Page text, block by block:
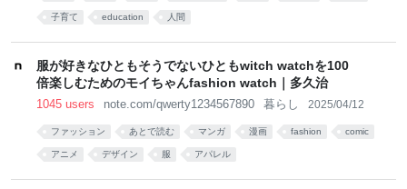
子育て education 人間
服が好きなひともそうでないひともwitch watchを100
倍楽しむためのモイちゃんfashion watch｜多久治
1045 users note.com/qwerty1234567890 暮らし 2025/04/12
ファッション あとで読む マンガ 漫画 fashion comic
アニメ デザイン 服 アパレル